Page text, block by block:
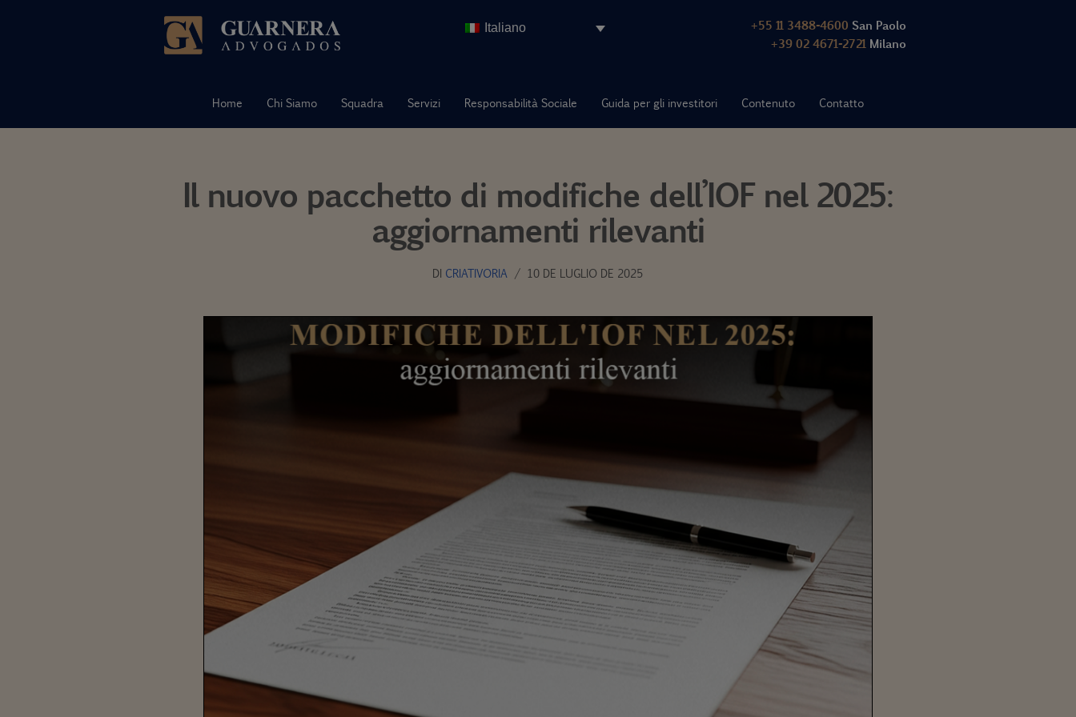
Italiano +55 11 3488-4600 San Paolo
+39 02 4671-2721 Milano
Home Chi Siamo Squadra Servizi Responsabilità Sociale Guida per gli investitori Contenuto Contatto
Il nuovo pacchetto di modifiche dell’IOF nel 2025:
aggiornamenti rilevanti
DI CRIATIVORIA 10 DE LUGLIO DE 2025